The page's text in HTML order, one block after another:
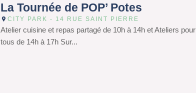
La Tournée de POP’ Potes
CITY PARK - 14 RUE SAINT PIERRE
Atelier cuisine et repas partagé de 10h à 14h et Ateliers pour
tous de 14h à 17h Sur...